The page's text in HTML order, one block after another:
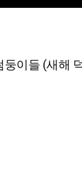
이들 (새해